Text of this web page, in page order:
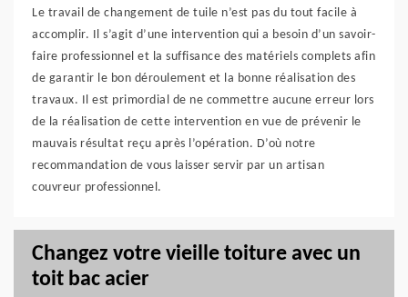
Le travail de changement de tuile n’est pas du tout facile à
accomplir. Il s’agit d’une intervention qui a besoin d’un savoir-
faire professionnel et la suffisance des matériels complets afin
de garantir le bon déroulement et la bonne réalisation des
travaux. Il est primordial de ne commettre aucune erreur lors
de la réalisation de cette intervention en vue de prévenir le
mauvais résultat reçu après l’opération. D’où notre
recommandation de vous laisser servir par un artisan
couvreur professionnel.
Changez votre vieille toiture avec un
toit bac acier